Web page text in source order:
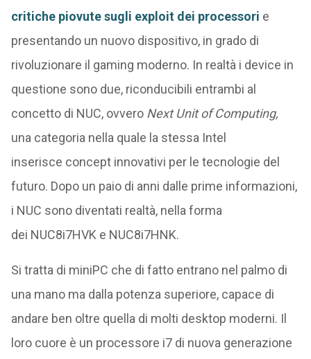
critiche piovute sugli exploit dei processori e
presentando un nuovo dispositivo, in grado di
rivoluzionare il gaming moderno. In realtà i device in
questione sono due, riconducibili entrambi al
concetto di NUC, ovvero Next Unit of Computing,
una categoria nella quale la stessa Intel
inserisce concept innovativi per le tecnologie del
futuro. Dopo un paio di anni dalle prime informazioni,
i NUC sono diventati realtà, nella forma
dei NUC8i7HVK e NUC8i7HNK.
Si tratta di miniPC che di fatto entrano nel palmo di
una mano ma dalla potenza superiore, capace di
andare ben oltre quella di molti desktop moderni. Il
loro cuore è un processore i7 di nuova generazione